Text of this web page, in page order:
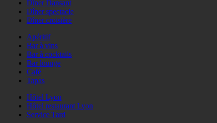
Dîner Dansant
Dîner spectacle
Dîner croisière
Apéritif
Bar à vins
Bar à cocktails
Bar lounge
Café
Tapas
Hôtel Lyon
Hôtel restaurant Lyon
Service Tard